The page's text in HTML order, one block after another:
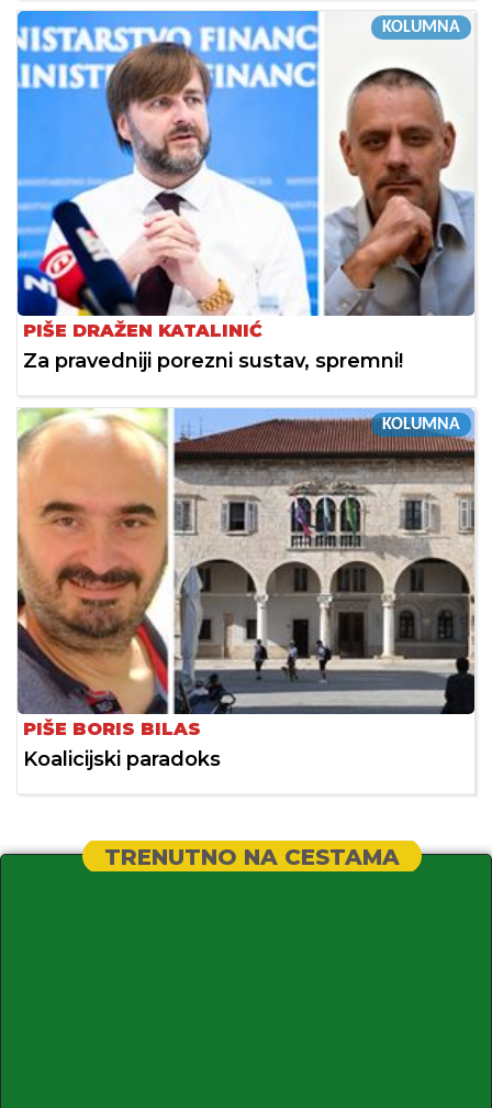
KOLUMNA
PIŠE DRAŽEN KATALINIĆ
Za pravedniji porezni sustav, spremni!
KOLUMNA
PIŠE BORIS BILAS
Koalicijski paradoks
TRENUTNO NA CESTAMA